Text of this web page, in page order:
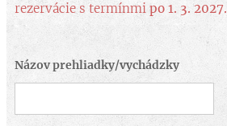
rezervácie s termínmi po 1. 3. 2027.
Názov prehliadky/vychádzky